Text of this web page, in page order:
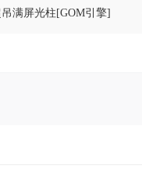
满屏光柱[GOM引擎]